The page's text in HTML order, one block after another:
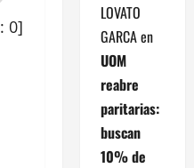
: 0]
LOVATO
GARCAen
UOM
reabre
paritarias:
buscan
10% de